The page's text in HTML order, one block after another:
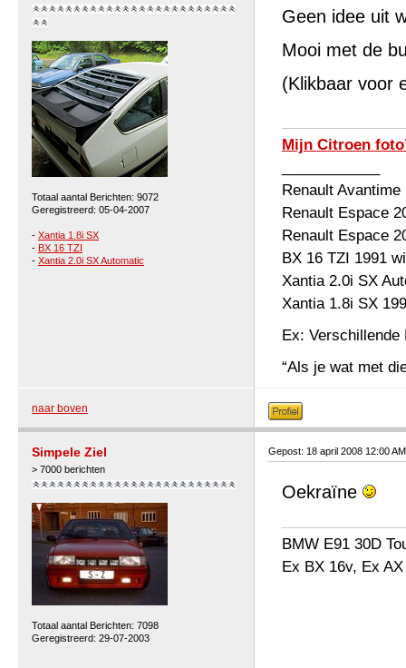
Totaal aantal Berichten: 9072
Geregistreerd: 05-04-2007
- Xantia 1.8i SX
- BX 16 TZI
- Xantia 2.0i SX Automatic
Geen idee uit
Mooi met de
(Klikbaar voor
Mijn Citroen
Renault
Renault Espace
Renault Espace
BX 16 TZI 1991
Xantia 2.0i SX
Xantia 1.8i SX
Ex: Verschillende
“Als je wat met
naar boven
Simpele Ziel
> 7000 berichten
Totaal aantal Berichten: 7098
Geregistreerd: 29-07-2003
Gepost: 18 april 2008 12:00 AM
Oekraïne
BMW E91 30D
Ex BX 16v, Ex